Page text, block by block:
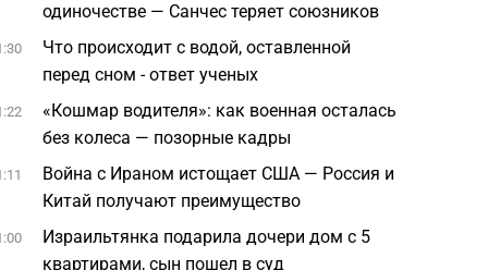
одиночестве — Санчес теряет союзников
Что происходит с водой, оставленной
перед сном - ответ ученых
«Кошмар водителя»: как военная осталась
без колеса — позорные кадры
Война с Ираном истощает США — Россия и
Китай получают преимущество
Израильтянка подарила дочери дом с 5
квартирами, сын пошел в суд